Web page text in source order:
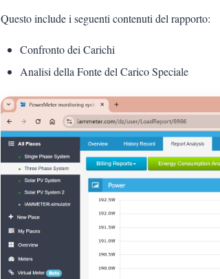
Questo include i seguenti contenuti del rapporto:
Confronto dei Carichi
Analisi della Fonte del Carico Speciale